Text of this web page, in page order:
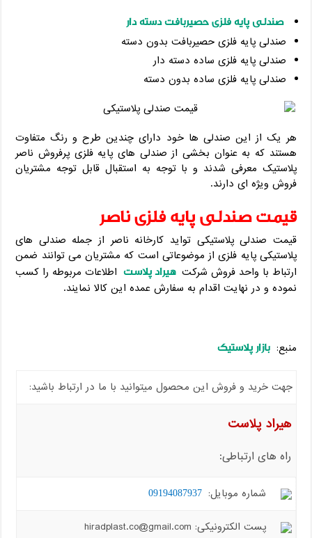
صندلی پایه فلزی حصیربافت دسته دار
صندلی پایه فلزی حصیربافت بدون دسته
صندلی پایه فلزی ساده دسته دار
صندلی پایه فلزی ساده بدون دسته
هر یک از این صندلی‌ ها خود دارای چندین طرح و رنگ متفاوت
هستند که به عنوان بخشی از صندلی های پایه فلزی پرفروش ناصر
پلاستیک معرفی شدند و با توجه به استقبال قابل توجه مشتریان
فروش ویژه ای دارند.
قیمت صندلی پایه فلزی ناصر
قیمت صندلی پلاستیکی تواید کارخانه ناصر از جمله صندلی های
پلاستیکی پایه فلزی از موضوعاتی است که مشتریان می‌ توانند ضمن
ارتباط با واحد فروش شرکت هیراد پلاست اطلاعات مربوطه را کسب
نموده و در نهایت اقدام به سفارش عمده این کالا نمایند.
منبع: بازار پلاستیک
جهت خرید و فروش این محصول میتوانید با ما در ارتباط باشید:
هیراد پلاست
راه های ارتباطی:
شماره موبایل: 09194087937
پست الکترونیکی: hiradplast.co@gmail.com